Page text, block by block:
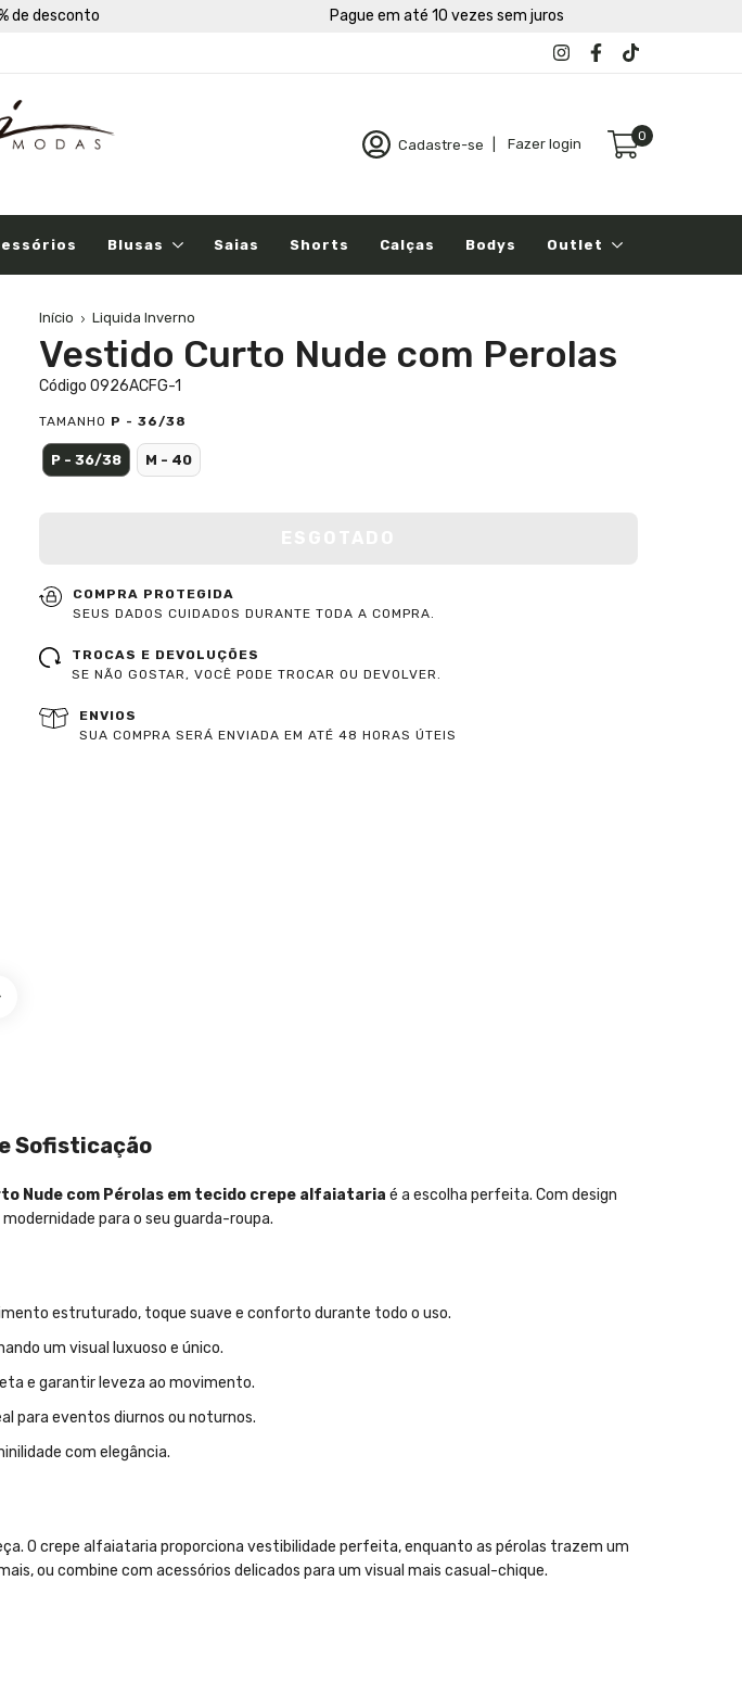
de desconto Pague em até 10 vezes sem juros
Cadastre-se Fazer login
0
Blusas Saias Shorts Calças Bodys Outlet
Início Liquida Inverno
Vestido Curto Nude com Perolas
Código 0926ACFG-1
TAMANHO P - 36/38
P - 36/38 M - 40
COMPRA PROTEGIDA
SEUS DADOS CUIDADOS DURANTE TODA A COMPRA.
TROCAS E DEVOLUÇÕES
SE NÃO GOSTAR, VOCÊ PODE TROCAR OU DEVOLVER.
ENVIOS
SUA COMPRA SERÁ ENVIADA EM ATÉ 48 HORAS ÚTEIS
Sofisticação
Nude com Pérolas em tecido crepe alfaiataria é a escolha perfeita. Com design
modernidade para o seu guarda-roupa.
estruturado, toque suave e conforto durante todo o uso.
um visual luxuoso e único.
e garantir leveza ao movimento.
para eventos diurnos ou noturnos.
com elegância.
O crepe alfaiataria proporciona vestibilidade perfeita, enquanto as pérolas trazem um
ou combine com acessórios delicados para um visual mais casual-chique.